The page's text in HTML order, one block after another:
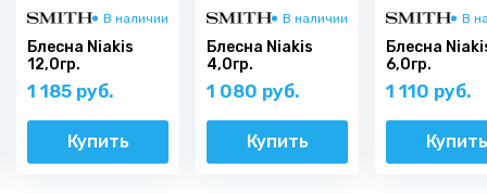
В наличии
Блесна Niakis
12,0гр.
1 185 руб.
Купить
В наличии
Блесна Niakis
4,0гр.
1 080 руб.
Купить
В
Блесна
6,0гр.
1 110 руб.
Купить